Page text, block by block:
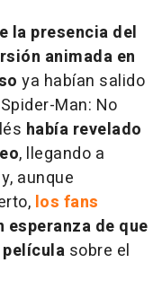
la presencia del
animada en
ya habían salido
Man: No
había revelado
, llegando a
aunque
los fans
esperanza de que
sobre el